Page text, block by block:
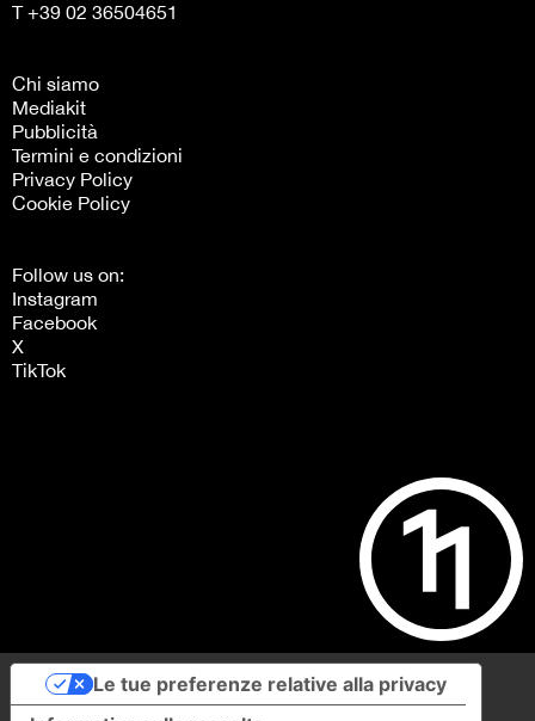
T +39 02 36504651
Chi siamo
Mediakit
Pubblicità
Termini e condizioni
Privacy Policy
Cookie Policy
Follow us on:
Instagram
Facebook
X
TikTok
Le tue preferenze relative alla privacy